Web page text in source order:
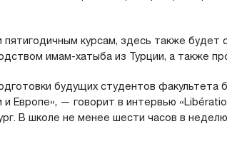
курсам, здесь также будет
имам-хатыба из Турции, а также
будущих студентов факультета
Европе», — говорит в интервью
В школе не менее шести часов в